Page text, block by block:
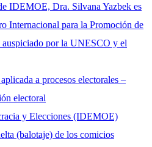
IDEMOE, Dra. Silvana Yazbek es
Internacional para la Promoción de
auspiciado por la UNESCO y el
a procesos electorales –
electoral
y Elecciones (IDEMOE)
(balotaje) de los comicios